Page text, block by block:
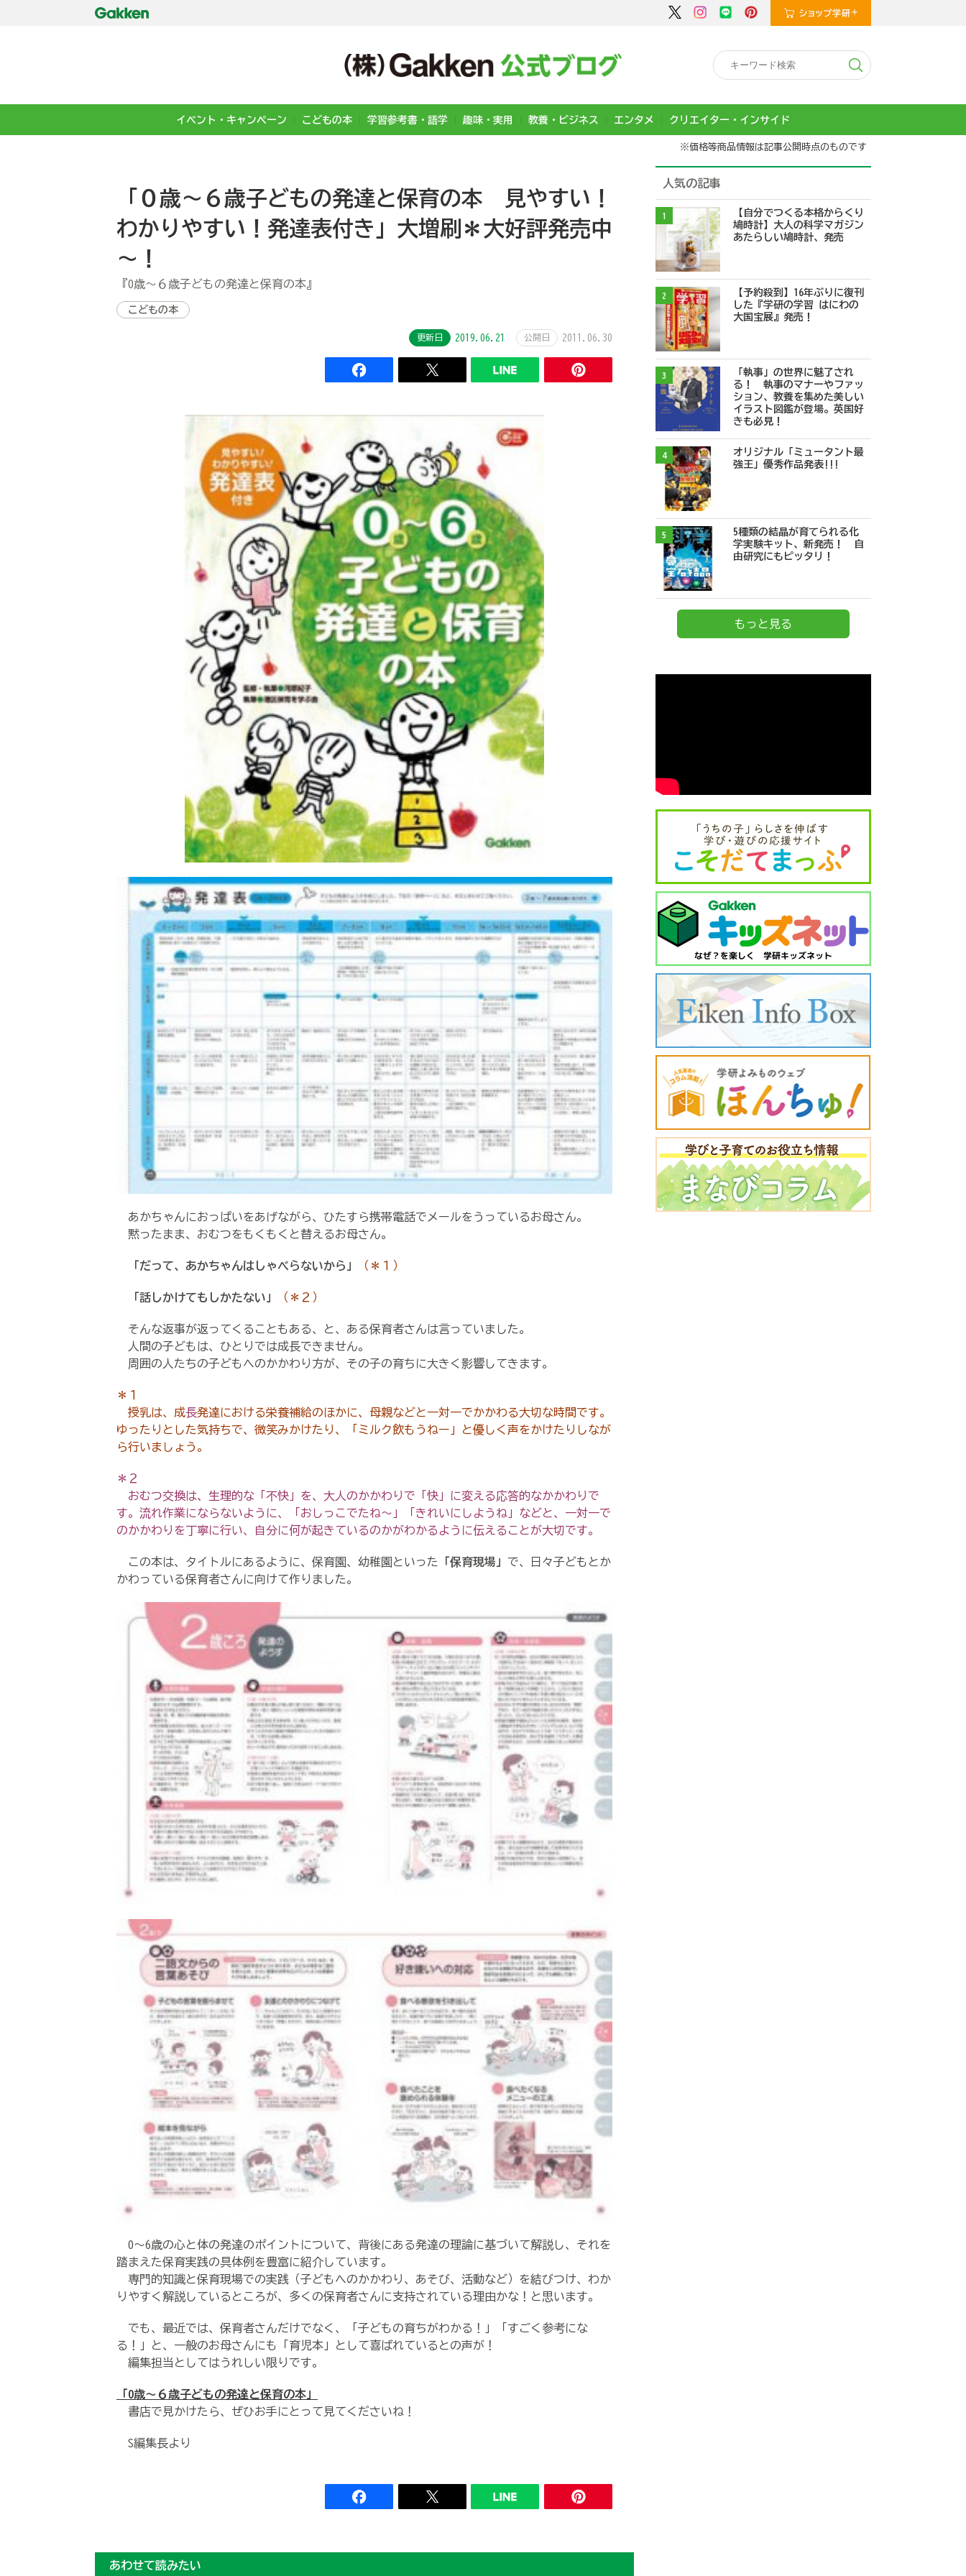
イベント・キャンペーン こどもの本 学習参考書・語学 趣味・実用 教養・ビジネス エンタメ クリエイター・インサイド
※価格等商品情報は記事公開時点のものです
「０歳～６歳子どもの発達と保育の本 見やすい！
わかりやすい！発達表付き」大増刷＊大好評発売中
～！
『0歳～６歳子どもの発達と保育の本』
こどもの本
更新日 2019.06.21 公開日 2011.06.30
あかちゃんにおっぱいをあげながら、ひたすら携帯電話でメールをうっているお母さん。
黙ったまま、おむつをもくもくと替えるお母さん。
「だって、あかちゃんはしゃべらないから」 （＊１）
「話しかけてもしかたない」 （＊２）
そんな返事が返ってくることもある、と、ある保育者さんは言っていました。
人間の子どもは、ひとりでは成長できません。
周囲の人たちの子どもへのかかわり方が、その子の育ちに大きく影響してきます。
＊１
授乳は、成長発達における栄養補給のほかに、 母親などと一対一でかかわる大切な時間です。
ゆったりとした気持ちで、微笑みかけたり、
「ミルク飲もうねー」と優しく声をかけたりしなが
ら行いましょう。
＊２
おむつ交換は、生理的な「不快」を、大人のかかわりで「快」に変える応答的なかかわりで
す。流れ作業にならないように、「おしっこでたね～」「きれいにしようね」などと、一対一で
のかかわりを丁寧に行い、自分に何が起きているのかがわかるように伝えることが大切です。
この本は、タイトルにあるように、保育園、幼稚園といった 「保育現場」 で、日々子どもとか
かわっている保育者さんに向けて作りました。
0～6歳の心と体の発達のポイントについて、背後にある発達の理論に基づいて解説し、それを
踏まえた保育実践の具体例を豊富に紹介しています。
専門的知識と保育現場での実践（子どもへのかかわり、あそび、活動など）を結びつけ、わか
りやすく解説しているところが、多くの保育者さんに支持されている理由かな！と思います。
でも、最近では、保育者さんだけでなく、「子どもの育ちがわかる！」「すごく参考にな
る！」と、一般のお母さんにも「育児本」として喜ばれているとの声が！
編集担当としてはうれしい限りです。
「0歳～６歳子どもの発達と保育の本」
書店で見かけたら、ぜひお手にとって見てくださいね！
S編集長より
あわせて読みたい
人気の記事
1
【自分でつくる本格からくり
鳩時計】大人の科学マガジン
あたらしい鳩時計、発売
2
【予約殺到】16年ぶりに復刊
した『学研の学習 はにわの
大国宝展』発売！
3
「執事」の世界に魅了され
る！ 執事のマナーやファッ
ション、教養を集めた美しい
イラスト図鑑が登場。英国好
きも必見！
4
オリジナル「ミュータント最
強王」優秀作品発表!!!
5
5種類の結晶が育てられる化
学実験キット、新発売！ 自
由研究にもピッタリ！
もっと見る